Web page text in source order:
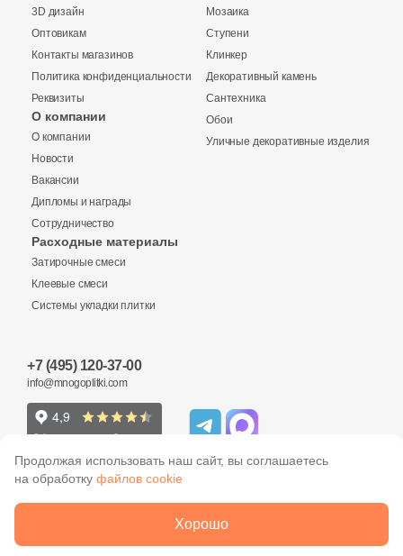
Форма
Прямоугольная
Шестиугольная
Восьмиугольная
Материал
Заявка на бесплатный 3D дизайн
Телефон
Запрос аналогов
Ваше имя
Обратная связь
Ваше имя
3D дизайн
Оптовикам
Контакты магазинов
Политика конфиденциальности
Реквизиты
О компании
О компании
Новости
Вакансии
Дипломы и награды
Сотрудничество
Расходные материалы
Затирочные смеси
Клеевые смеси
Системы укладки плитки
Мозаика
Ступени
Клинкер
Декоративный камень
Сантехника
Обои
Уличные декоративные изделия
+7 (495) 120-37-00
info@mnogoplitki.com
2005-2026 © Много плитки. Цены и информация,
Продолжая использовать наш сайт, вы соглашаетесь
на обработку файлов cookie
Хорошо